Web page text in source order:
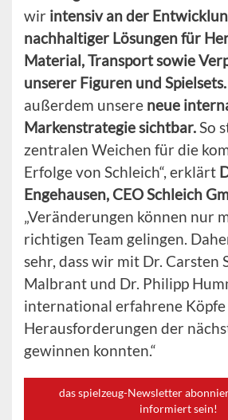
wir intensiv an der
nachhaltiger Lösungen für
Material, Transport sowie
unserer Figuren und Spielsets.
außerdem unsere neue
Markenstrategie sichtbar.So
zentralen Weichen für die
Erfolge von Schleich“, erklärt
Engehausen, CEO Schleich
„Veränderungen können nur
richtigen Team gelingen.
sehr, dass wir mit Dr. Carsten
Malbrant und Dr. Philipp
international erfahrene
Herausforderungen der
gewinnen konnten.“
das spielzeug-Newsletter
informiert sein!